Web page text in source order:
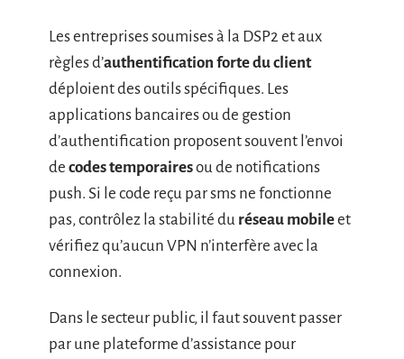
Les entreprises soumises à la DSP2 et aux
règles d’authentification forte du client
déploient des outils spécifiques. Les
applications bancaires ou de gestion
d’authentification proposent souvent l’envoi
de codes temporairesou de notifications
push. Si le code reçu par sms ne fonctionne
pas, contrôlez la stabilité du réseau mobileet
vérifiez qu’aucun VPN n’interfère avec la
connexion.
Dans le secteur public, il faut souvent passer
par une plateforme d’assistance pour